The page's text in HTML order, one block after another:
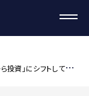
トしている人はどのくらいいるのか